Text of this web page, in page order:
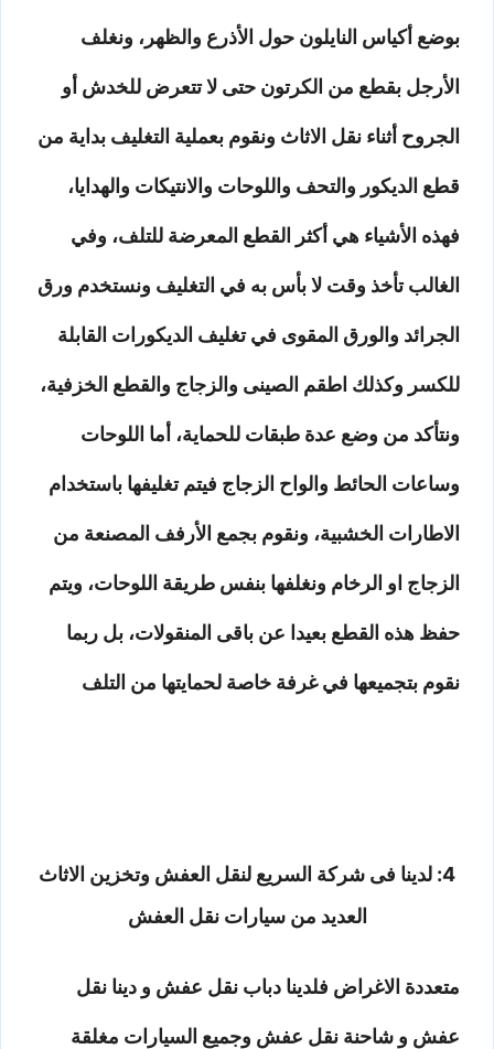
بوضع أكياس النايلون حول الأذرع والظهر، ونغلف
الأرجل بقطع من الكرتون حتى لا تتعرض للخدش أو
الجروح أثناء نقل الاثاث ونقوم بعملية التغليف بداية من
قطع الديكور والتحف واللوحات والانتيكات والهدايا،
فهذه الأشياء هي أكثر القطع المعرضة للتلف، وفي
الغالب تأخذ وقت لا بأس به في التغليف ونستخدم ورق
الجرائد والورق المقوى في تغليف الديكورات القابلة
للكسر وكذلك اطقم الصينى والزجاج والقطع الخزفية،
ونتأكد من وضع عدة طبقات للحماية، أما اللوحات
وساعات الحائط والواح الزجاج فيتم تغليفها باستخدام
الاطارات الخشبية، ونقوم بجمع الأرفف المصنعة من
الزجاج او الرخام ونغلفها بنفس طريقة اللوحات، ويتم
حفظ هذه القطع بعيدا عن باقى المنقولات، بل ربما
نقوم بتجميعها في غرفة خاصة لحمايتها من التلف
4: لدينا فى شركة السريع لنقل العفش وتخزين الاثاث
العديد من سيارات نقل العفش
متعددة الاغراض فلدينا دباب نقل عفش و دينا نقل
عفش و شاحنة نقل عفش وجميع السيارات مغلقة